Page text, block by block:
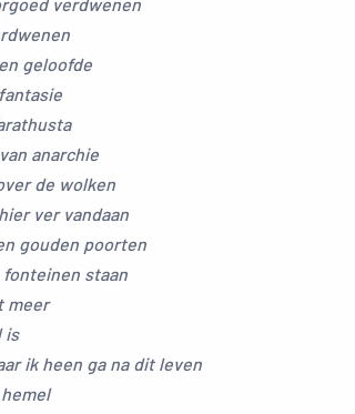
geloofde
anarchie
de wolken
ver vandaan
gouden poorten
fonteinen staan
meer
is
ik heen ga na dit leven